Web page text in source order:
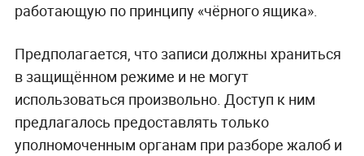
работающую по принципу «чёрного ящика».
Предполагается, что записи должны храниться
в защищённом режиме и не могут
использоваться произвольно. Доступ к ним
предлагалось предоставлять только
уполномоченным органам при разборе жалоб и